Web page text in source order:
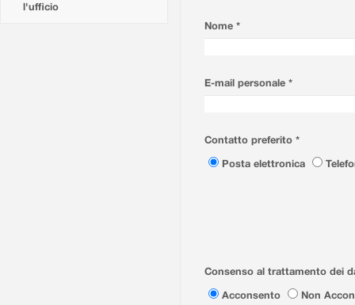
l'ufficio
Nome *
E-mail personale *
Contatto preferito *
Posta elettronica
Consenso al trattamento dei
Acconsento
Non